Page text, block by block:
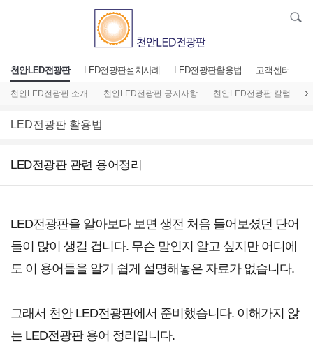
천안LED전광판 LED전광판설치사례 LED전광판활용법 고객센터
천안LED전광판 소개 천안LED전광판 공지사항 천안LED전광판 칼럼
LED전광판 활용법
LED전광판 관련 용어정리
LED전광판을 알아보다 보면 생전 처음 들어보셨던 단어
들이 많이 생길 겁니다. 무슨 말인지 알고 싶지만 어디에
도 이 용어들을 알기 쉽게 설명해놓은 자료가 없습니다.
그래서 천안 LED전광판에서 준비했습니다. 이해가지 않
는 LED전광판 용어 정리입니다.